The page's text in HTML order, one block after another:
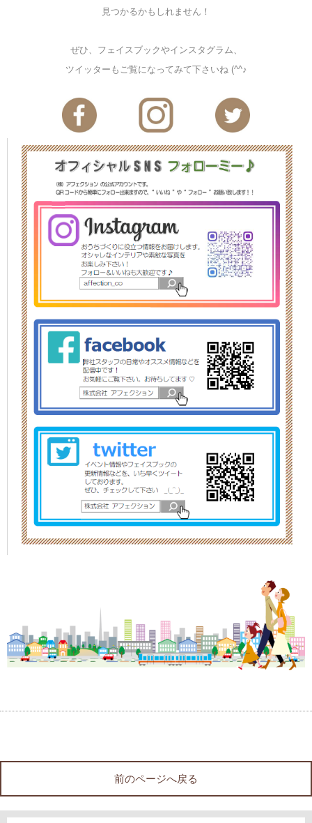
見つかるかもしれません！
ぜひ、フェイスブックやインスタグラム、
ツイッターもご覧になってみて下さいね (^^♪
前のページへ戻る